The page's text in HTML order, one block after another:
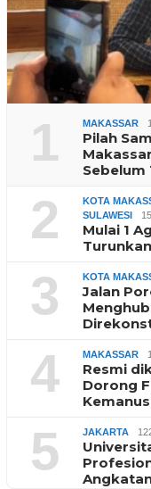
1 MAKASSAR
Pilah
Sebelum
2 KOTA
SULAWESI
Mulai 1
3 KOTA
Jalan
4 MAKASSAR
Resmi
Dorong
5 JAKARTA